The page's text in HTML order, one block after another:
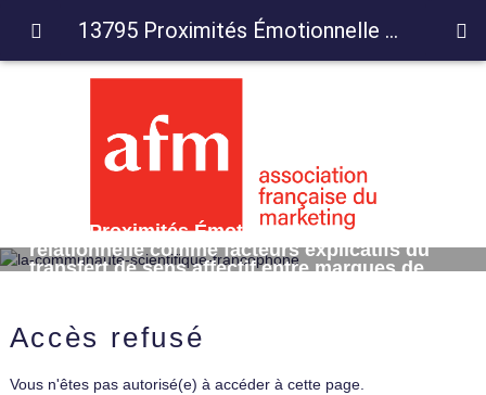
13795 Proximités Émotionnelle et
relationnelle comme facteurs explicatifs du
transfert de sens affectif entre marques de
Accès refusé
Vous n'êtes pas autorisé(e) à accéder à cette page.
13795 Proximités Émotionnelle et relationnelle comme facteurs explicatifs du transfert de sens affectif entre marques de presse et marques